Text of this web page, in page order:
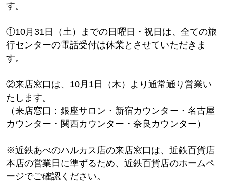
す。
①10月31日（土）までの日曜日・祝日は、全ての旅
行センターの電話受付は休業とさせていただきま
す。
②来店窓口は、10月1日（木）より通常通り営業い
たします。
（来店窓口：銀座サロン・新宿カウンター・名古屋
カウンター・関西カウンター・奈良カウンター）
※近鉄あべのハルカス店の来店窓口は、近鉄百貨店
本店の営業日に準ずるため、近鉄百貨店のホームペ
ージでご確認ください。